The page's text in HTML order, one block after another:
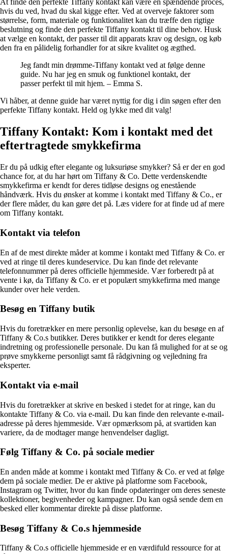
At finde den perfekte Tiffany kontakt kan være en spændende proces,
hvis du ved, hvad du skal kigge efter. Ved at overveje faktorer som
størrelse, form, materiale og funktionalitet kan du træffe den rigtige
beslutning og finde den perfekte Tiffany kontakt til dine behov. Husk
at vælge en kontakt, der passer til dit apparats krav og design, og køb
den fra en pålidelig forhandler for at sikre kvalitet og ægthed.
Jeg fandt min drømme-Tiffany kontakt ved at følge denne
guide. Nu har jeg en smuk og funktionel kontakt, der
passer perfekt til mit hjem. – Emma S.
Vi håber, at denne guide har været nyttig for dig i din søgen efter den
perfekte Tiffany kontakt. Held og lykke med dit valg!
Tiffany Kontakt: Kom i kontakt med det
eftertragtede smykkefirma
Er du på udkig efter elegante og luksuriøse smykker? Så er der en god
chance for, at du har hørt om Tiffany & Co. Dette verdenskendte
smykkefirma er kendt for deres tidløse designs og enestående
håndværk. Hvis du ønsker at komme i kontakt med Tiffany & Co., er
der flere måder, du kan gøre det på. Læs videre for at finde ud af mere
om Tiffany kontakt.
Kontakt via telefon
En af de mest direkte måder at komme i kontakt med Tiffany & Co. er
ved at ringe til deres kundeservice. Du kan finde det relevante
telefonnummer på deres officielle hjemmeside. Vær forberedt på at
vente i kø, da Tiffany & Co. er et populært smykkefirma med mange
kunder over hele verden.
Besøg en Tiffany butik
Hvis du foretrækker en mere personlig oplevelse, kan du besøge en af
Tiffany & Co.s butikker. Deres butikker er kendt for deres elegante
indretning og professionelle personale. Du kan få mulighed for at se og
prøve smykkerne personligt samt få rådgivning og vejledning fra
eksperter.
Kontakt via e-mail
Hvis du foretrækker at skrive en besked i stedet for at ringe, kan du
kontakte Tiffany & Co. via e-mail. Du kan finde den relevante e-mail-
adresse på deres hjemmeside. Vær opmærksom på, at svartiden kan
variere, da de modtager mange henvendelser dagligt.
Følg Tiffany & Co. på sociale medier
En anden måde at komme i kontakt med Tiffany & Co. er ved at følge
dem på sociale medier. De er aktive på platforme som Facebook,
Instagram og Twitter, hvor du kan finde opdateringer om deres seneste
kollektioner, begivenheder og kampagner. Du kan også sende dem en
besked eller kommentar direkte på disse platforme.
Besøg Tiffany & Co.s hjemmeside
Tiffany & Co.s officielle hjemmeside er en værdifuld ressource for at